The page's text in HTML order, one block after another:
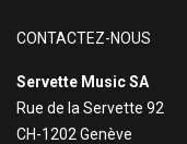
CONTACTEZ-NOUS
Servette Music SA
Rue de la Servette 92
CH-1202 Genève